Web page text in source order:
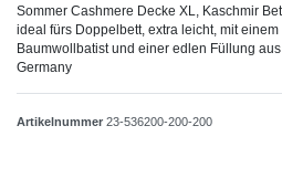
Sommer Cashmere Decke XL, Kaschmir
ideal fürs Doppelbett, extra leicht, mit
Baumwollbatist und einer edlen Füllung
Germany
Artikelnummer 23-536200-200-200